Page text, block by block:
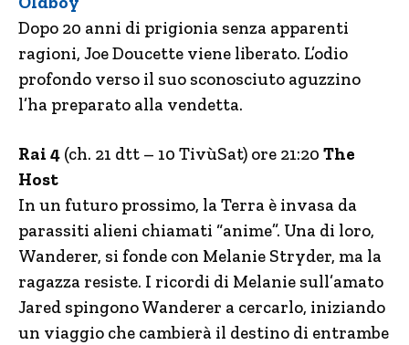
Dopo 20 anni di prigionia senza apparenti
ragioni, Joe Doucette viene liberato. L’odio
profondo verso il suo sconosciuto aguzzino
l’ha preparato alla vendetta.
Rai 4 (ch. 21 dtt – 10 TivùSat) ore 21:20 The
Host
In un futuro prossimo, la Terra è invasa da
parassiti alieni chiamati “anime”. Una di loro,
Wanderer, si fonde con Melanie Stryder, ma la
ragazza resiste. I ricordi di Melanie sull’amato
Jared spingono Wanderer a cercarlo, iniziando
un viaggio che cambierà il destino di entrambe